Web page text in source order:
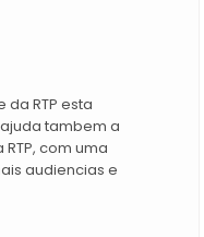
RTP esta
tambem a
com uma
audiencias e